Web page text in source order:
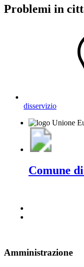
Problemi in
disservizio
Comune
Amministrazione